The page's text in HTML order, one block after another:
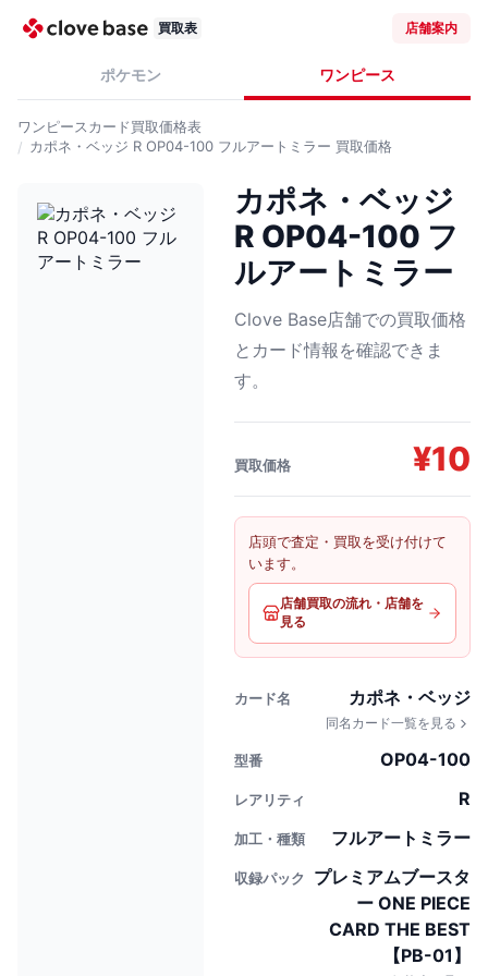
買取表 店舗案内
ポケモン ワンピース
ワンピースカード買取価格表
カポネ・ベッジ R OP04-100 フルアートミラー 買取価格
カポネ・ベッジ
R OP04-100 フ
ルアートミラー
Clove Base店舗での買取価格
とカード情報を確認できま
す。
買取価格 ¥10
店頭で査定・買取を受け付けて
います。
店舗買取の流れ・店舗を
見る
カード名 カポネ・ベッジ
同名カード一覧を見る
型番 OP04-100
レアリティ R
加工・種類 フルアートミラー
収録パック
プレミアムブースタ
ー ONE PIECE
CARD THE BEST
【PB-01】